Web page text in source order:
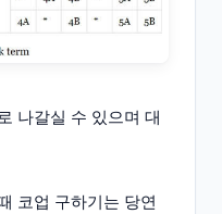
나갈실 수 있으며 대
코업 구하기는 당연